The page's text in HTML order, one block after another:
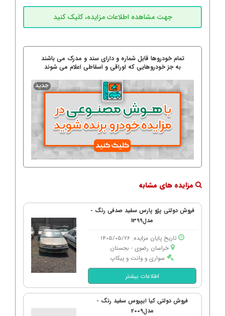
تمام خودروها قابل شماره و دارای سند و مدرک می باشند
به جز خودروهایی که اوراقی و اسقاطی اعلام می شوند
مزایده های مشابه
فروش دولتی پژو پارس سفید صدفی رنگ -
مدل1399
تاریخ پایان مزایده: 1405/05/26
خراسان رضوی - بجستان
سواری و وانت و پیکاپ
اطلاعات بیشتر
فروش دولتی کیا ایپروس سفید رنگ -
مدل2009